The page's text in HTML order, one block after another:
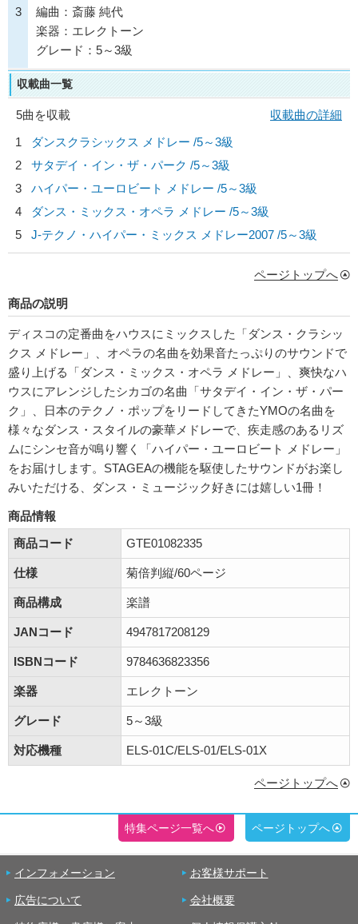
3
編曲：斎藤 純代
楽器：エレクトーン
グレード：5～3級
収載曲一覧
5曲を収載
収載曲の詳細
1
ダンスクラシックス メドレー /5～3級
2
サタデイ・イン・ザ・パーク /5～3級
3
ハイパー・ユーロビート メドレー /5～3級
4
ダンス・ミックス・オペラ メドレー /5～3級
5
J-テクノ・ハイパー・ミックス メドレー2007 /5～3級
ページトップへ
商品の説明
ディスコの定番曲をハウスにミックスした「ダンス・クラシッ
クス メドレー」、オペラの名曲を効果音たっぷりのサウンドで
盛り上げる「ダンス・ミックス・オペラ メドレー」、爽快なハ
ウスにアレンジしたシカゴの名曲「サタデイ・イン・ザ・パー
ク」、日本のテクノ・ポップをリードしてきたYMOの名曲を
様々なダンス・スタイルの豪華メドレーで、疾走感のあるリズ
ムにシンセ音が鳴り響く「ハイパー・ユーロビート メドレー」
をお届けします。STAGEAの機能を駆使したサウンドがお楽し
みいただける、ダンス・ミュージック好きには嬉しい1冊！
商品情報
商品コード
GTE01082335
仕様 菊倍判縦/60ページ
商品構成 楽譜
JANコード 4947817208129
ISBNコード 9784636823356
楽器 エレクトーン
グレード 5～3級
対応機種 ELS-01C/ELS-01/ELS-01X
ページトップへ
特集ページ一覧へ ページトップへ
インフォメーション お客様サポート
広告について 会社概要